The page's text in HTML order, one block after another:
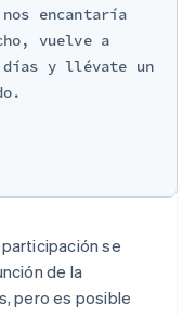
encantaría
vuelve a
días y llévate un
se
de la
pero es posible